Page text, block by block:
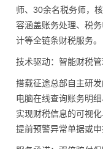
师、30余名税务师，
容涵盖账务处理、税
计等全链条财税服务。
技术驱动：智能财税
搭载征途总部自主研
电脑在线查询账务明
实现财税信息的可视
提前预警异常单据或